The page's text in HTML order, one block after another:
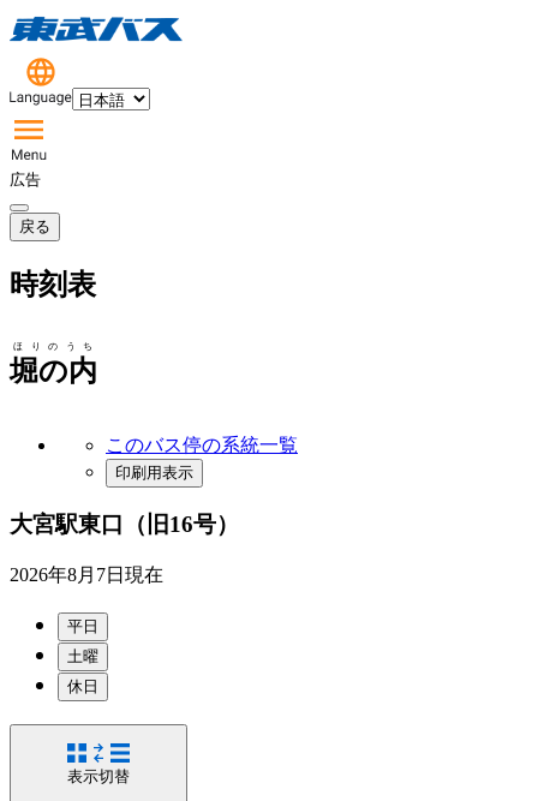
広告
戻る
時刻表
堀の内
ほりのうち
このバス停の系統一覧
印刷用表示
大宮駅東口（旧16号）
2026年8月7日 現在
平日
土曜
休日
表示切替